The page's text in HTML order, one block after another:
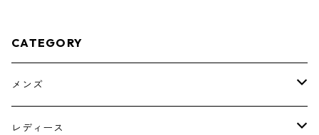
CATEGORY
メンズ
トップス
レディース